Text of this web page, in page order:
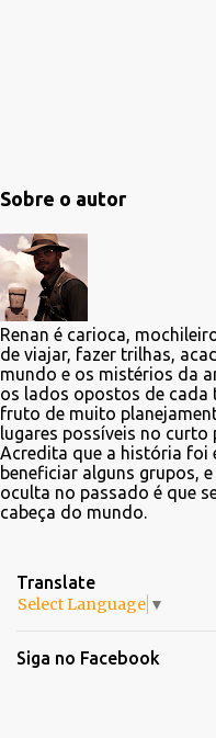
Sobre o autor
Renan é carioca,
de viajar, fazer trilhas,
mundo e os mistérios da
os lados opostos de cada
fruto de muito
lugares possíveis no
Acredita que a história foi
beneficiar alguns grupos,
oculta no passado é que
cabeça do mundo.
Translate
Select Language ▼
Siga no Facebook